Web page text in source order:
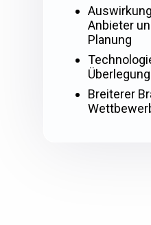
Anbieter
Planung
Breiterer